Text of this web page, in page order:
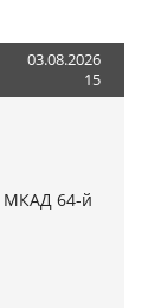
03.08.2026
15
МКАД 64-й